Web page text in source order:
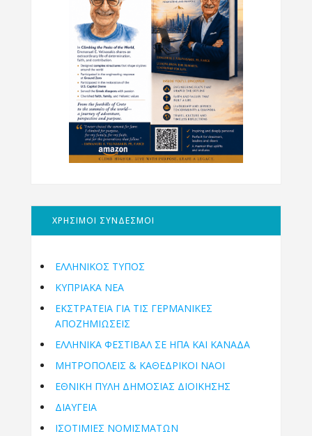
ΧΡΗΣΙΜΟΙ ΣΥΝΔΕΣΜΟΙ
ΕΛΛΗΝΙΚΟΣ ΤΥΠΟΣ
ΚΥΠΡΙΑΚΑ ΝΕΑ
ΕΚΣΤΡΑΤΕΙΑ ΓΙΑ ΤΙΣ ΓΕΡΜΑΝΙΚΕΣ
ΑΠΟΖΗΜΙΩΣΕΙΣ
ΕΛΛΗΝΙΚΆ ΦΕΣΤΙΒΆΛ ΣΕ ΗΠΑ ΚΑΙ ΚΑΝΑΔΑ
ΜΗΤΡΟΠΌΛΕΙΣ & ΚΑΘΕΔΡΙΚΟΊ ΝΑΟΊ
ΕΘΝΙΚΉ ΠΎΛΗ ΔΗΜΌΣΙΑΣ ΔΙΟΊΚΗΣΗΣ
ΔΙΑΥΓΕΙΑ
ΙΣΟΤΙΜΙΕΣ ΝΟΜΙΣΜΑΤΩΝ